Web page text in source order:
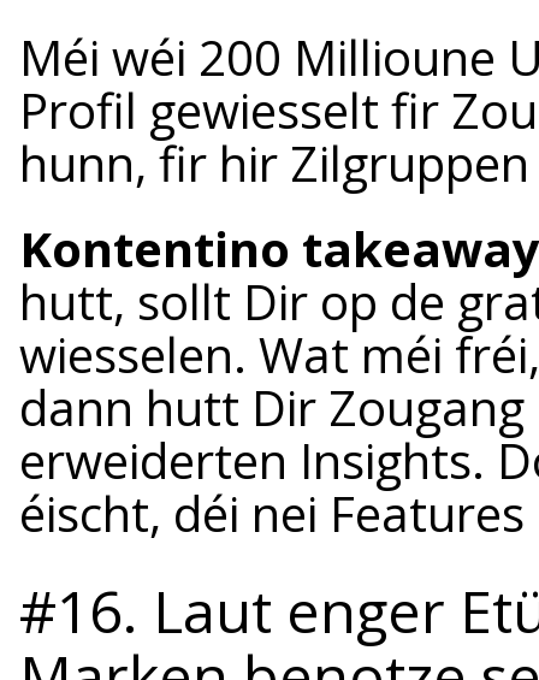
Méi wéi 200 Millioune
Profil gewiesselt fir
hunn, fir hir
Kontentino
hutt, sollt Dir op de
wiesselen. Wat méi
dann hutt Dir
erweiderten Insights.
éischt, déi nei
#16. Laut enger